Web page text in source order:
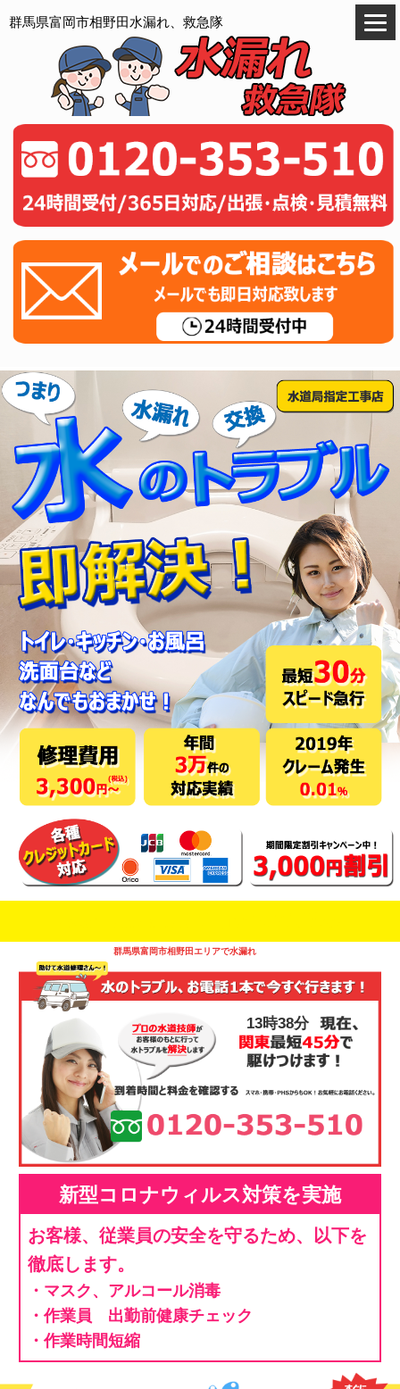
群馬県富岡市相野田水漏れ、救急隊
群馬県富岡市相野田エリアで水漏れ
13時38分
新型コロナウィルス対策を実施
お客様、従業員の安全を守るため、以下を
徹底します。
・マスク、アルコール消毒
・作業員 出勤前健康チェック
・作業時間短縮